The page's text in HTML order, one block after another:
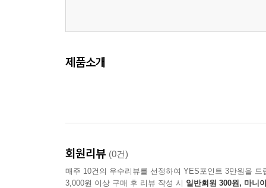
제품소개
회원리뷰 (0건)
매주 10건의 우수리뷰를 선정하여 YES포인트 3만원을 드
3,000원 이상 구매 후 리뷰 작성 시 일반회원 300원, 마니